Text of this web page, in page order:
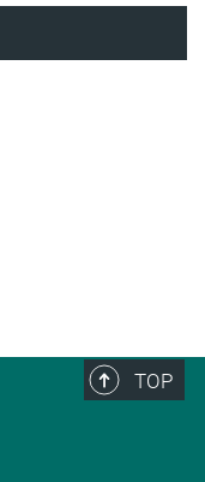
TOP